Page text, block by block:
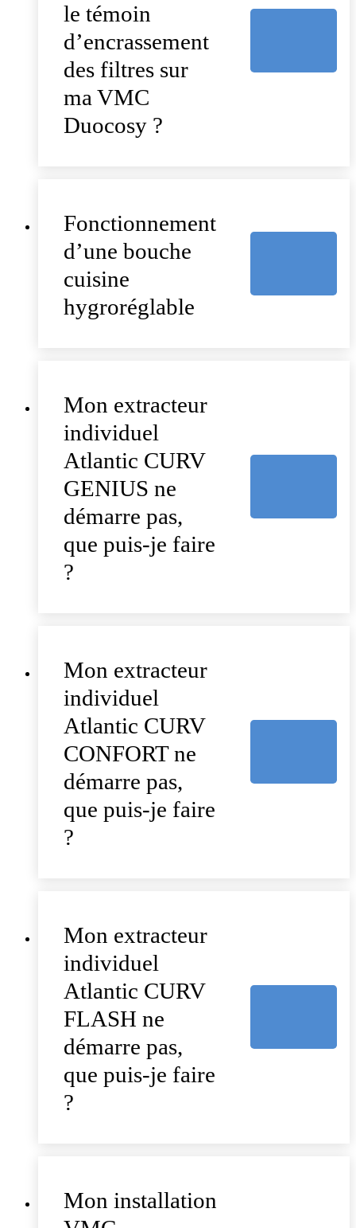
le témoin
d’encrassement
des filtres sur
ma VMC
Duocosy ?
Fonctionnement
d’une bouche
cuisine
hygroréglable
Mon extracteur
individuel
Atlantic CURV
GENIUS ne
démarre pas,
que puis-je faire
?
Mon extracteur
individuel
Atlantic CURV
CONFORT ne
démarre pas,
que puis-je faire
?
Mon extracteur
individuel
Atlantic CURV
FLASH ne
démarre pas,
que puis-je faire
?
Mon installation